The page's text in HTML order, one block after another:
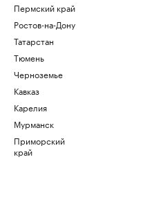
Пермский край
Ростов-на-Дону
Татарстан
Тюмень
Черноземье
Кавказ
Карелия
Мурманск
Приморский
край